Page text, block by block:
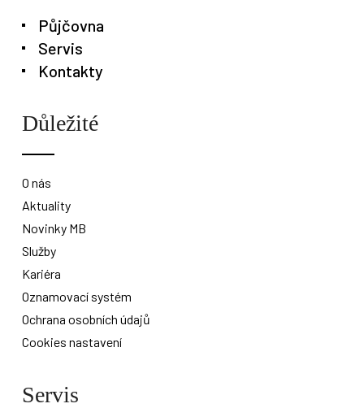
Půjčovna
Servis
Kontakty
Důležité
O nás
Aktuality
Novinky MB
Služby
Kariéra
Oznamovací systém
Ochrana osobních údajů
Cookies nastavení
Servis